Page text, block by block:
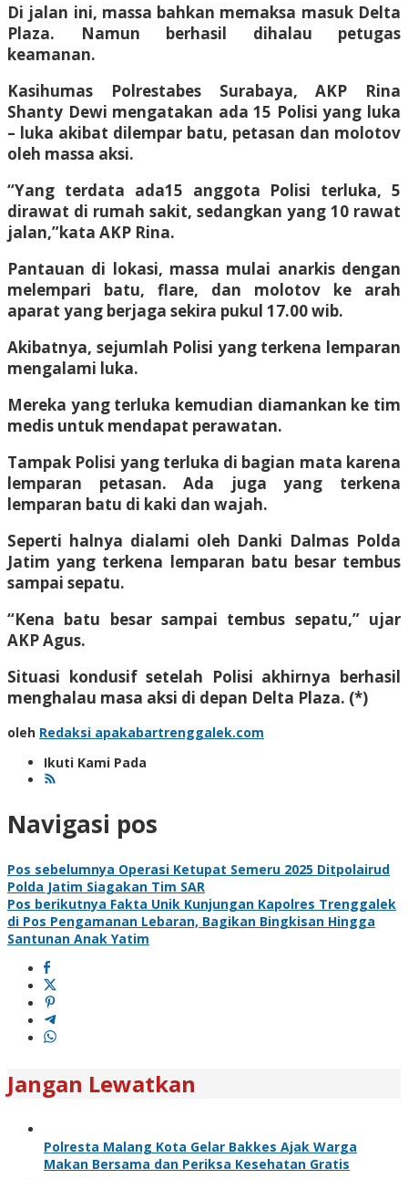
Di jalan ini, massa bahkan memaksa masuk Delta
Plaza. Namun berhasil dihalau petugas
keamanan.
Kasihumas Polrestabes Surabaya, AKP Rina
Shanty Dewi mengatakan ada 15 Polisi yang luka
– luka akibat dilempar batu, petasan dan molotov
oleh massa aksi.
“Yang terdata ada15 anggota Polisi terluka, 5
dirawat di rumah sakit, sedangkan yang 10 rawat
jalan,”kata AKP Rina.
Pantauan di lokasi, massa mulai anarkis dengan
melempari batu, flare, dan molotov ke arah
aparat yang berjaga sekira pukul 17.00 wib.
Akibatnya, sejumlah Polisi yang terkena lemparan
mengalami luka.
Mereka yang terluka kemudian diamankan ke tim
medis untuk mendapat perawatan.
Tampak Polisi yang terluka di bagian mata karena
lemparan petasan. Ada juga yang terkena
lemparan batu di kaki dan wajah.
Seperti halnya dialami oleh Danki Dalmas Polda
Jatim yang terkena lemparan batu besar tembus
sampai sepatu.
“Kena batu besar sampai tembus sepatu,” ujar
AKP Agus.
Situasi kondusif setelah Polisi akhirnya berhasil
menghalau masa aksi di depan Delta Plaza. (*)
oleh Redaksi apakabartrenggalek.com
Ikuti Kami Pada
Navigasi pos
Pos sebelumnya Operasi Ketupat Semeru 2025 Ditpolairud
Polda Jatim Siagakan Tim SAR
Pos berikutnya Fakta Unik Kunjungan Kapolres Trenggalek
di Pos Pengamanan Lebaran, Bagikan Bingkisan Hingga
Santunan Anak Yatim
Jangan Lewatkan
Polresta Malang Kota Gelar Bakkes Ajak Warga
Makan Bersama dan Periksa Kesehatan Gratis